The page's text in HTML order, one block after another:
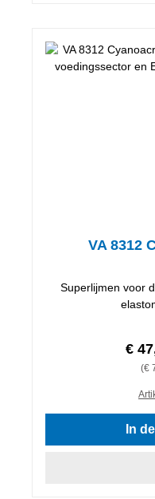
VA 8312
Superlijmen voor
€
(€
In